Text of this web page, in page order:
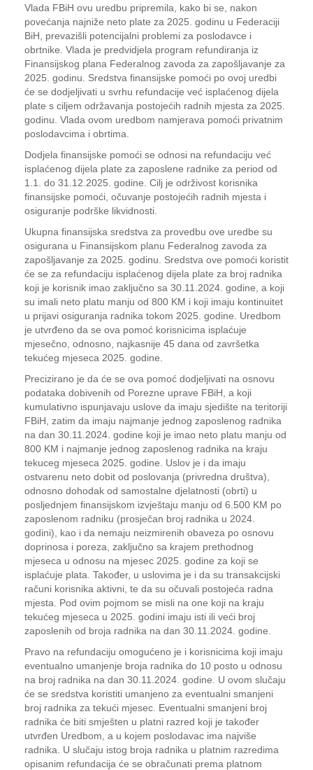
Vlada FBiH ovu uredbu pripremila, kako bi se, nakon
povećanja najniže neto plate za 2025. godinu u Federaciji
BiH, prevazišli potencijalni problemi za poslodavce i
obrtnike. Vlada je predvidjela program refundiranja iz
Finansijskog plana Federalnog zavoda za zapošljavanje za
2025. godinu. Sredstva finansijske pomoći po ovoj uredbi
će se dodjeljivati u svrhu refundacije već isplaćenog dijela
plate s ciljem održavanja postojećih radnih mjesta za 2025.
godinu. Vlada ovom uredbom namjerava pomoći privatnim
poslodavcima i obrtima.
Dodjela finansijske pomoći se odnosi na refundaciju već
isplaćenog dijela plate za zaposlene radnike za period od
1.1. do 31.12.2025. godine. Cilj je održivost korisnika
finansijske pomoći, očuvanje postojećih radnih mjesta i
osiguranje podrške likvidnosti.
Ukupna finansijska sredstva za provedbu ove uredbe su
osigurana u Finansijskom planu Federalnog zavoda za
zapošljavanje za 2025. godinu. Sredstva ove pomoći koristit
će se za refundaciju isplaćenog dijela plate za broj radnika
koji je korisnik imao zaključno sa 30.11.2024. godine, a koji
su imali neto platu manju od 800 KM i koji imaju kontinuitet
u prijavi osiguranja radnika tokom 2025. godine. Uredbom
je utvrđeno da se ova pomoć korisnicima isplaćuje
mjesečno, odnosno, najkasnije 45 dana od završetka
tekućeg mjeseca 2025. godine.
Precizirano je da će se ova pomoć dodjeljivati na osnovu
podataka dobivenih od Porezne uprave FBiH, a koji
kumulativno ispunjavaju uslove da imaju sjedište na teritoriji
FBiH, zatim da imaju najmanje jednog zaposlenog radnika
na dan 30.11.2024. godine koji je imao neto platu manju od
800 KM i najmanje jednog zaposlenog radnika na kraju
tekuceg mjeseca 2025. godine. Uslov je i da imaju
ostvarenu neto dobit od poslovanja (privredna društva),
odnosno dohodak od samostalne djelatnosti (obrti) u
posljednjem finansijskom izvještaju manju od 6.500 KM po
zaposlenom radniku (prosječan broj radnika u 2024.
godini), kao i da nemaju neizmirenih obaveza po osnovu
doprinosa i poreza, zaključno sa krajem prethodnog
mjeseca u odnosu na mjesec 2025. godine za koji se
isplaćuje plata. Također, u uslovima je i da su transakcijski
računi korisnika aktivni, te da su očuvali postojeća radna
mjesta. Pod ovim pojmom se misli na one koji na kraju
tekućeg mjeseca u 2025. godini imaju isti ili veći broj
zaposlenih od broja radnika na dan 30.11.2024. godine.
Pravo na refundaciju omogućeno je i korisnicima koji imaju
eventualno umanjenje broja radnika do 10 posto u odnosu
na broj radnika na dan 30.11.2024. godine. U ovom slučaju
će se sredstva koristiti umanjeno za eventualni smanjeni
broj radnika za tekući mjesec. Eventualni smanjeni broj
radnika će biti smješten u platni razred koji je također
utvrđen Uredbom, a u kojem poslodavac ima najviše
radnika. U slučaju istog broja radnika u platnim razredima
opisanim refundacija će se obračunati prema platnom